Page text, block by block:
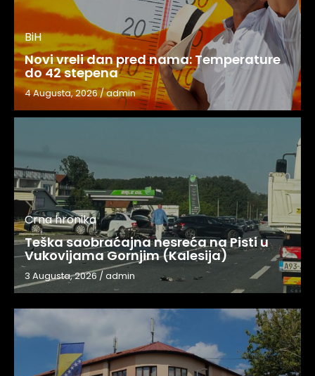
BiH
Novi vreli dan pred nama: Temperature
do 42 stepena
4 Augusta, 2026/admin
Crna hronika
Teška saobraćajna nesreća na Pisti u
Vukovijama Gornjim (Kalesija)
3 Augusta, 2026 / admin